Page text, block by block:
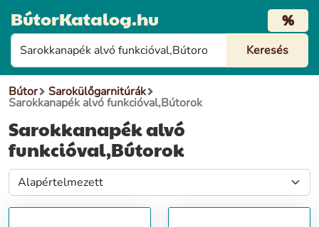
BútorKatalog.hu %
Bútor Sarokülőgarnitúrák
Sarokkanapék alvó funkcióval,Bútorok
Sarokkanapék alvó
funkcióval,Bútorok